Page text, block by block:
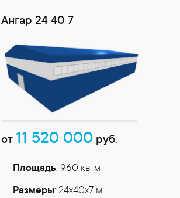
Ангар 24 40 7
от 11 520 000 руб.
Площадь: 960 кв. м
Размеры: 24х40х7 м